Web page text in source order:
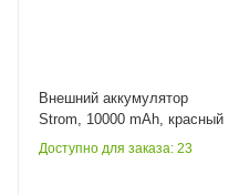
Внешний аккумулятор
Strom, 10000 mAh, красный
Доступно для заказа: 23